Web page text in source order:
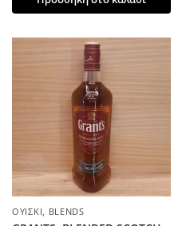
ΟΥΊΣΚΙ, BLENDS